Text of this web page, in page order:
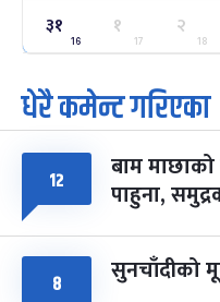
२५
मंगल
ग्याल्पो ल्होसार
फाल्गुन २५, २०८३ Mar
७
आइत
पूर्णिमा व्रत
चैत्र ७, २०८३-
८
सोम
फागुपूर्णिमा
चैत्र ८, २०८३-Mar 22,
३१
16
१
17
२
18
धेरै कमेन्ट गरिएका
१२ बाम
पाहुना,
८ सुनचाँदीको